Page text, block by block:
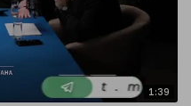
1:39